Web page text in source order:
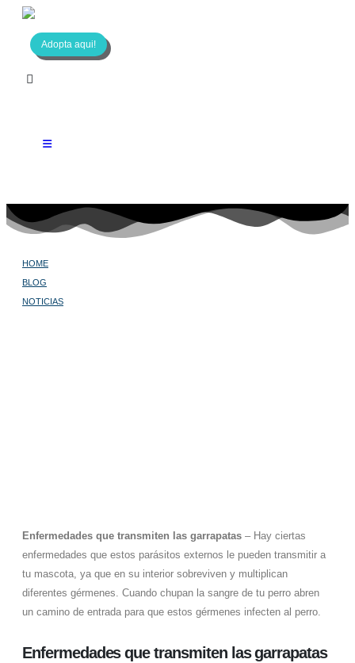
Adopta aqui!
HOME
BLOG
NOTICIAS
Enfermedades que transmiten las garrapatas – Hay ciertas
enfermedades que estos parásitos externos le pueden transmitir a
tu mascota, ya que en su interior sobreviven y multiplican
diferentes gérmenes. Cuando chupan la sangre de tu perro abren
un camino de entrada para que estos gérmenes infecten al perro.
Enfermedades que transmiten las garrapatas